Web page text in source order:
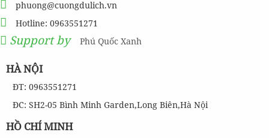
phuong@cuongdulich.vn
Hotline: 0963551271
Support by Phú Quốc Xanh
HÀ NỘI
ĐT: 0963551271
ĐC: SH2-05 Bình Minh Garden,Long Biên,Hà Nội
HỒ CHÍ MINH